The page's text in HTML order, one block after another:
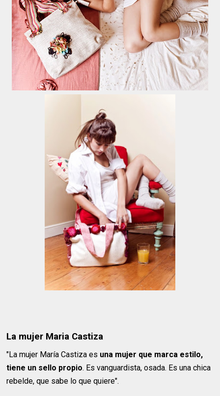
La mujer Maria Castiza
"La mujer María Castiza es una mujer que marca estilo,
tiene un sello propio. Es vanguardista, osada. Es una chica
rebelde, que sabe lo que quiere".